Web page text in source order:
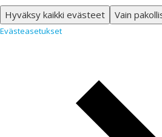
Hyväksy kaikki evästeet Vain
Evästeasetukset